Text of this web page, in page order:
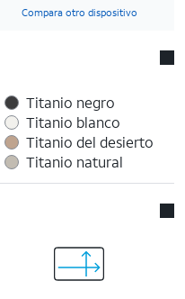
Compara otro dispositivo
Titanio negro
Titanio blanco
Titanio del desierto
Titanio natural